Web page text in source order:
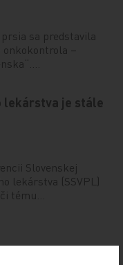
sa predstavila
onkokontrola –
lekárstva je stále
Slovenskej
lekárstva (SSVPL)
tému…